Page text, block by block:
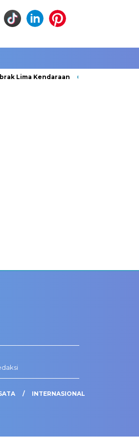
Lima Kendaraan
INTERNASIONAL